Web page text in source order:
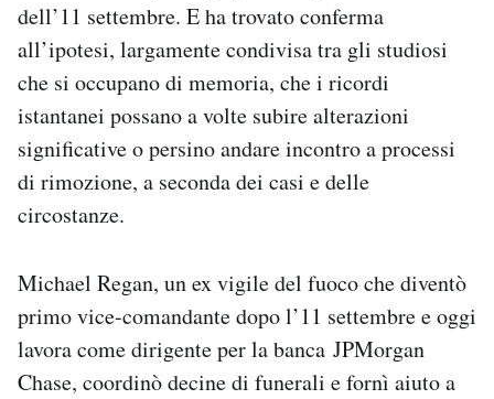
dell’11 settembre. E ha trovato conferma
all’ipotesi, largamente condivisa tra gli studiosi
che si occupano di memoria, che i ricordi
istantanei possano a volte subire alterazioni
significative o persino andare incontro a processi
di rimozione, a seconda dei casi e delle
circostanze.
Michael Regan, un ex vigile del fuoco che diventò
primo vice-comandante dopo l’11 settembre e oggi
lavora come dirigente per la banca JPMorgan
Chase, coordinò decine di funerali e fornì aiuto a